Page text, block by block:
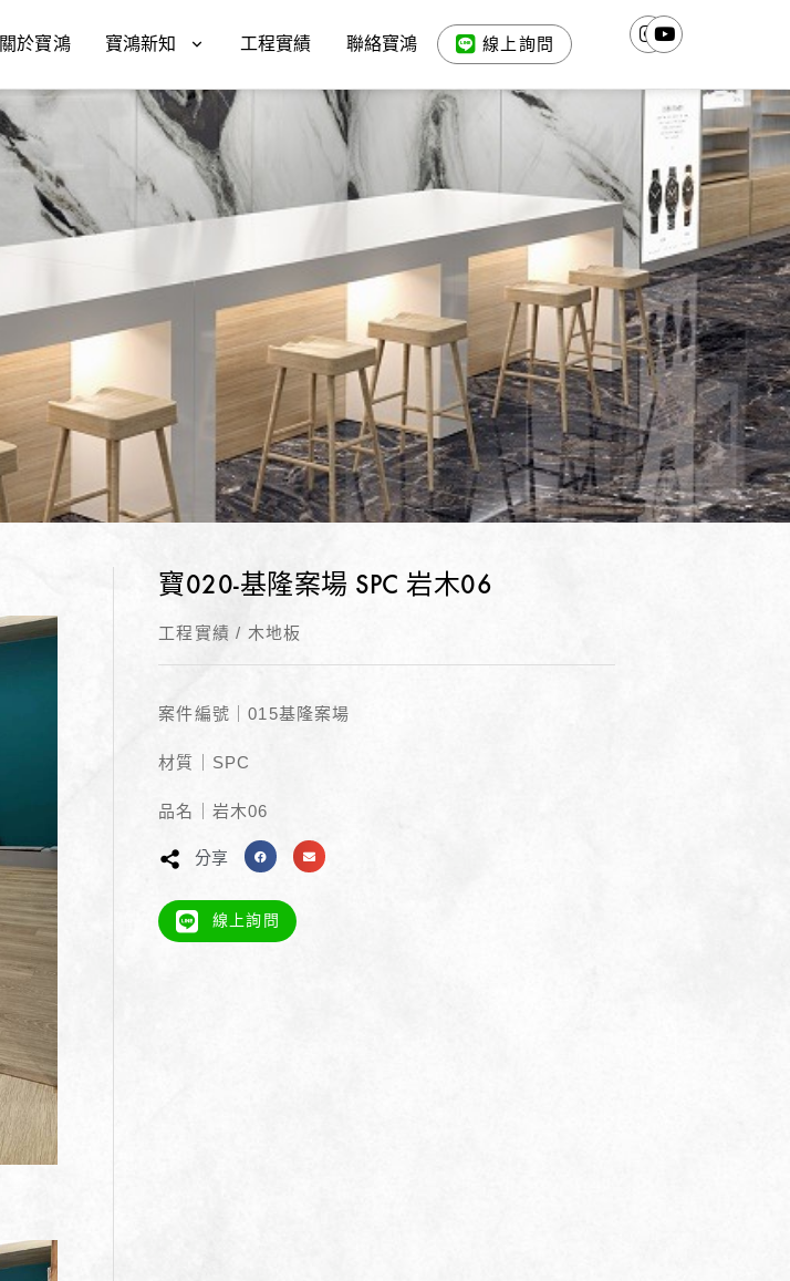
關於寶鴻 寶鴻新知 工程實績 聯絡寶鴻 線上詢問
寶020-基隆案場 SPC 岩木06
工程實績 / 木地板
案件編號｜015基隆案場
材質｜SPC
品名｜岩木06
分享
線上詢問